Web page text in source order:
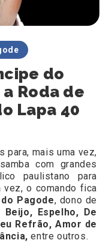
do
Roda de
Lapa 40
para, mais uma vez,
com grandes
paulistano para
vez, o comando fica
Pagode, dono de
Espelho, De
Refrão, Amor de
entre outros.